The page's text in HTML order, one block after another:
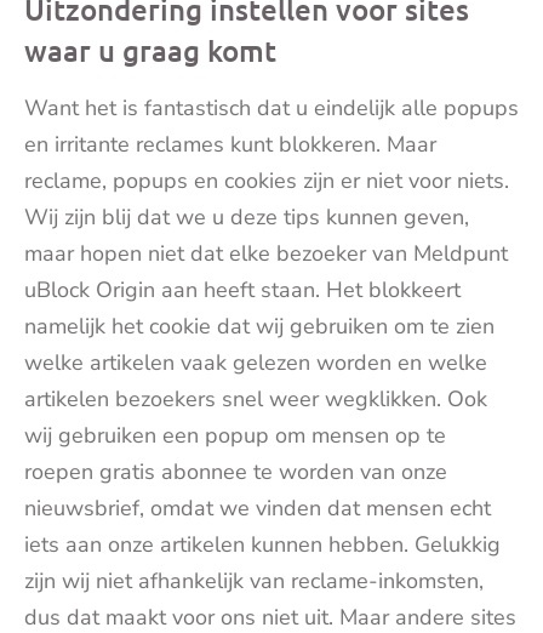
Uitzondering instellen voor sites
waar u graag komt
Want het is fantastisch dat u eindelijk alle popups
en irritante reclames kunt blokkeren. Maar
reclame, popups en cookies zijn er niet voor niets.
Wij zijn blij dat we u deze tips kunnen geven,
maar hopen niet dat elke bezoeker van Meldpunt
uBlock Origin aan heeft staan. Het blokkeert
namelijk het cookie dat wij gebruiken om te zien
welke artikelen vaak gelezen worden en welke
artikelen bezoekers snel weer wegklikken. Ook
wij gebruiken een popup om mensen op te
roepen gratis abonnee te worden van onze
nieuwsbrief, omdat we vinden dat mensen echt
iets aan onze artikelen kunnen hebben. Gelukkig
zijn wij niet afhankelijk van reclame-inkomsten,
dus dat maakt voor ons niet uit. Maar andere sites